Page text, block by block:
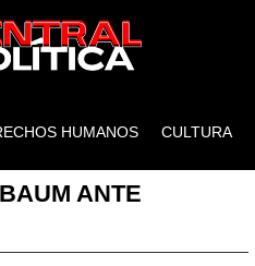
HUMANOS CULTURA
ANTE